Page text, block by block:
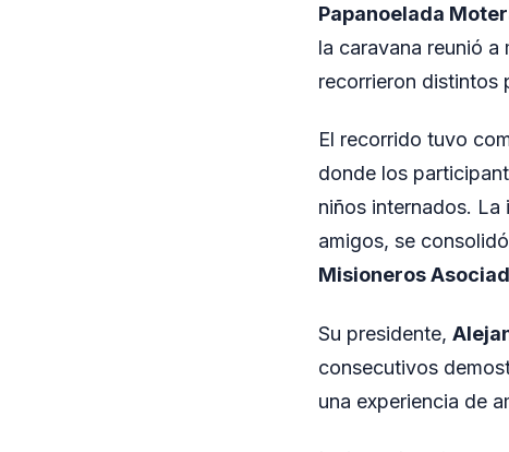
Papanoelada
la caravana reunió a
recorrieron distintos
El recorrido tuvo
donde los
niños internados. La
amigos, se
Misioneros
Su presidente,
consecutivos
una experiencia de